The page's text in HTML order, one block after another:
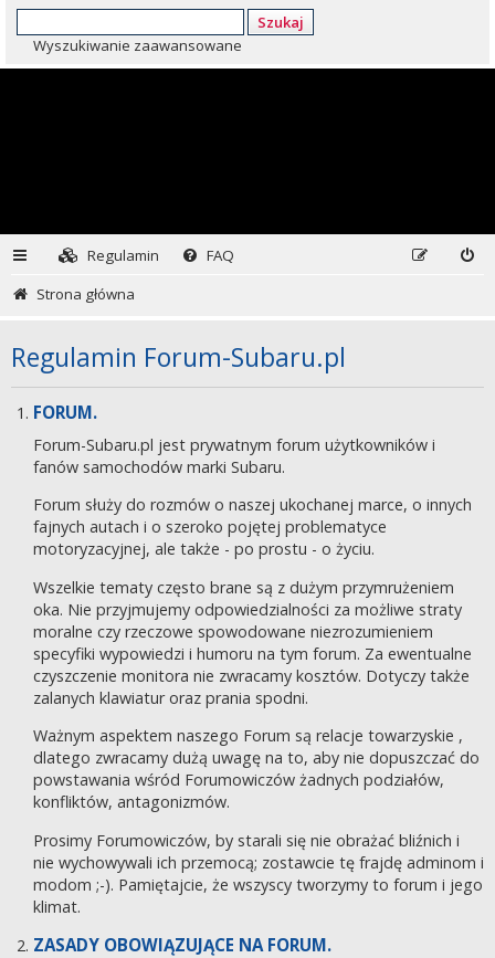
Szukaj
Wyszukiwanie zaawansowane
Regulamin
FAQ
Strona główna
Regulamin Forum-Subaru.pl
FORUM.
Forum-Subaru.pl jest prywatnym forum użytkowników i
fanów samochodów marki Subaru.
Forum służy do rozmów o naszej ukochanej marce, o innych
fajnych autach i o szeroko pojętej problematyce
motoryzacyjnej, ale także - po prostu - o życiu.
Wszelkie tematy często brane są z dużym przymrużeniem
oka. Nie przyjmujemy odpowiedzialności za możliwe straty
moralne czy rzeczowe spowodowane niezrozumieniem
specyfiki wypowiedzi i humoru na tym forum. Za ewentualne
czyszczenie monitora nie zwracamy kosztów. Dotyczy także
zalanych klawiatur oraz prania spodni.
Ważnym aspektem naszego Forum są relacje towarzyskie ,
dlatego zwracamy dużą uwagę na to, aby nie dopuszczać do
powstawania wśród Forumowiczów żadnych podziałów,
konfliktów, antagonizmów.
Prosimy Forumowiczów, by starali się nie obrażać bliźnich i
nie wychowywali ich przemocą; zostawcie tę frajdę adminom i
modom ;-). Pamiętajcie, że wszyscy tworzymy to forum i jego
klimat.
ZASADY OBOWIĄZUJĄCE NA FORUM.